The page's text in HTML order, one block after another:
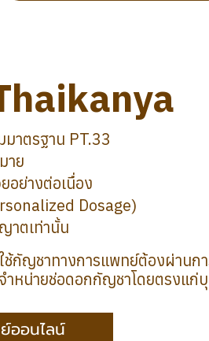
าตรฐาน PT.33
าย
อย่างต่อเนื่อง
Dosage)
าตเท่านั้น
กัญชาทางการแพทย์ต้องผ่านก
หน่ายช่อดอกกัญชาโดยตรงแก่
ออนไลน์